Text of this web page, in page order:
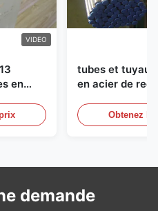
VIDEO
en
tubes et tuyaux
en acier de
circuitsObtenez
demande